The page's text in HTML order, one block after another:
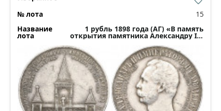
15
1 рубль 1898 года (АГ) «В память
открытия памятника Александру II»
(«Дворик»)